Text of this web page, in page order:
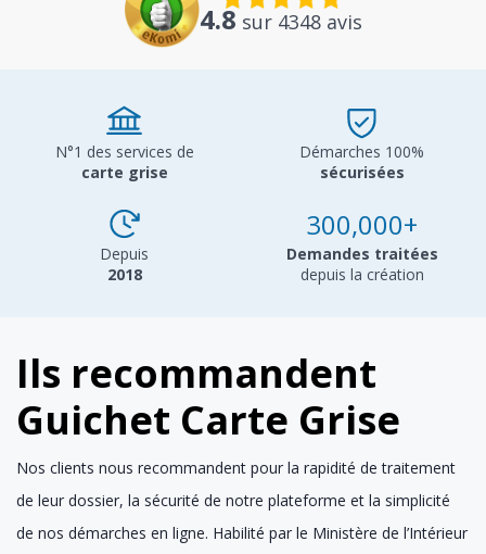
4.8 sur 4348 avis
N°1 des services de
carte grise
Démarches 100%
sécurisées
Depuis
2018
300,000+
Demandes traitées
depuis la création
Ils recommandent
Guichet Carte Grise
Nos clients nous recommandent pour la rapidité de traitement
de leur dossier, la sécurité de notre plateforme et la simplicité
de nos démarches en ligne. Habilité par le Ministère de l’Intérieur